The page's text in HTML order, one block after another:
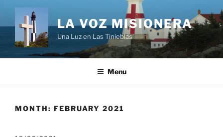
content
LA VOZ MISIONERA
Una Luz en Las Tinieblas
Menu
MONTH: FEBRUARY 2021